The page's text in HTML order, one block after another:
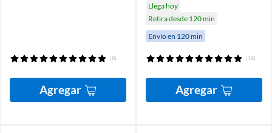
(8)
Agregar
Llega hoy
Retira desde 120 min
Envío en 120 min
(18)
Agregar